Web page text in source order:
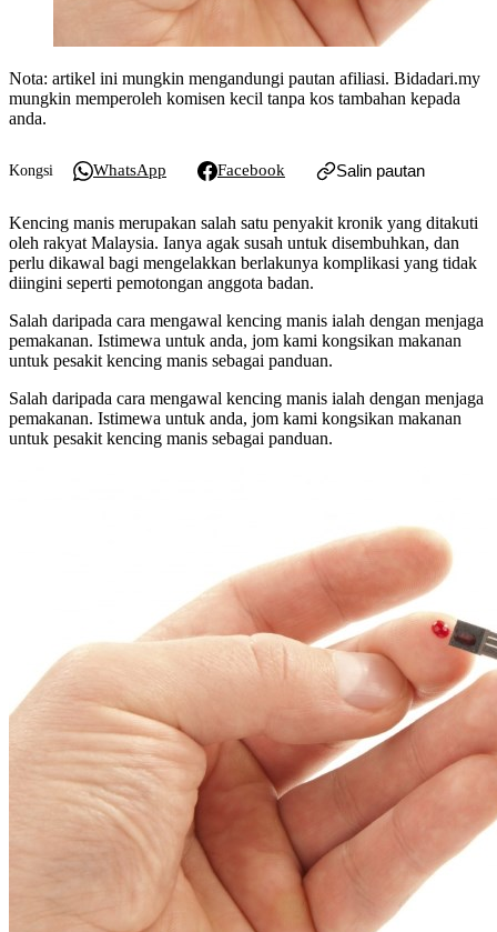
Nota: artikel ini mungkin mengandungi pautan afiliasi. Bidadari.my
mungkin memperoleh komisen kecil tanpa kos tambahan kepada
anda.
Kongsi WhatsApp Facebook Salin pautan
Kencing manis merupakan salah satu penyakit kronik yang ditakuti
oleh rakyat Malaysia. Ianya agak susah untuk disembuhkan, dan
perlu dikawal bagi mengelakkan berlakunya komplikasi yang tidak
diingini seperti pemotongan anggota badan.
Salah daripada cara mengawal kencing manis ialah dengan menjaga
pemakanan. Istimewa untuk anda, jom kami kongsikan makanan
untuk pesakit kencing manis sebagai panduan.
Salah daripada cara mengawal kencing manis ialah dengan menjaga
pemakanan. Istimewa untuk anda, jom kami kongsikan makanan
untuk pesakit kencing manis sebagai panduan.